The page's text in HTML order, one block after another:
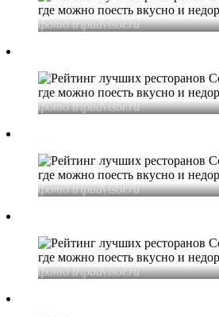
фото tripadvisor.ru
фото tripadvisor.ru
фото tripadvisor.ru
фото tripadvisor.ru